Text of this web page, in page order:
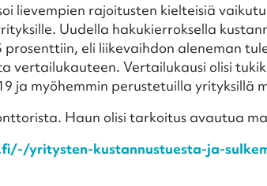
lievempien rajoitusten kielteisiä
Uudella hakukierroksella
prosenttiin, eli liikevaihdon aleneman
vertailukauteen. Vertailukausi olisi
ja myöhemmin perustetuilla yrityksillä
Haun olisi tarkoitus avautua
yritysten-kustannustuesta-ja-